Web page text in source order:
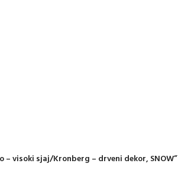
visoki sjaj/Kronberg – drveni dekor, SNOW”